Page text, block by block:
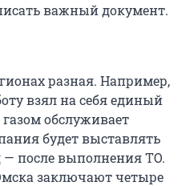
важный документ.
разная. Например,
взял на себя единый
обслуживает
будет выставлять
— после выполнения ТО.
заключают четыре